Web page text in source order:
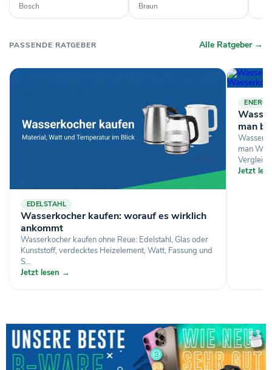
Bosch Braun
PASSENDE RATGEBER Alle Ratgeber →
EDELSTAHL
Wasserkocher kaufen: worauf es wirklich
ankommt
Wasserkocher kaufen ohne Reue: Edelstahl, Glas oder
Kunststoff, verdecktes Heizelement, Watt, Fassung und
S...
Jetzt lesen →
man
man
Jetzt